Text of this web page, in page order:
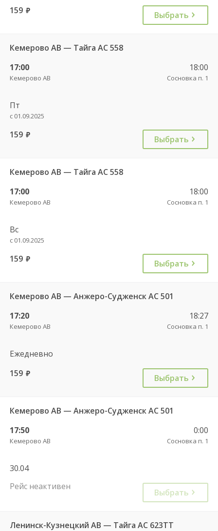
159 руб. Выбрать
Кемерово АВ — Тайга АС 558
17:00
Кемерово АВ
18:00
Сосновка п. 1
Пт
с 01.09.2025
159 руб. Выбрать
Кемерово АВ — Тайга АС 558
17:00
Кемерово АВ
18:00
Сосновка п. 1
Вс
с 01.09.2025
159 руб. Выбрать
Кемерово АВ — Анжеро-Судженск АС 501
17:20
Кемерово АВ
18:27
Сосновка п. 1
Ежедневно
159 руб. Выбрать
Кемерово АВ — Анжеро-Судженск АС 501
17:50
Кемерово АВ
0:00
Сосновка п. 1
30.04
Рейс неактивен
Выбрать
Ленинск-Кузнецкий АВ — Тайга АС 623ТТ